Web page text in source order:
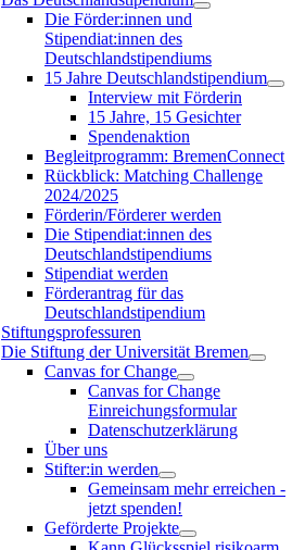
Die Förder:innen und
Stipendiat:innen des
Deutschlandstipendiums
15 Jahre Deutschlandstipendium
Interview mit Förderin
15 Jahre, 15 Gesichter
Spendenaktion
Begleitprogramm: BremenConnect
Rückblick: Matching Challenge
2024/2025
Förderin/Förderer werden
Die Stipendiat:innen des
Deutschlandstipendiums
Stipendiat werden
Förderantrag für das
Deutschlandstipendium
Stiftungsprofessuren
Die Stiftung der Universität Bremen
Canvas for Change
Canvas for Change
Einreichungsformular
Datenschutzerklärung
Über uns
Stifter:in werden
Gemeinsam mehr erreichen -
jetzt spenden!
Geförderte Projekte